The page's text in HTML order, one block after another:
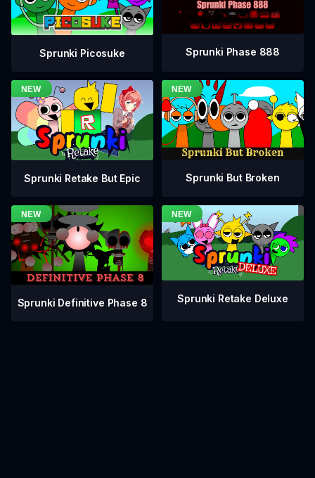
Sprunki Picosuke Sprunki Phase 888
Sprunki Retake But Epic Sprunki But Broken
Sprunki Definitive Phase 8 Sprunki Retake Deluxe